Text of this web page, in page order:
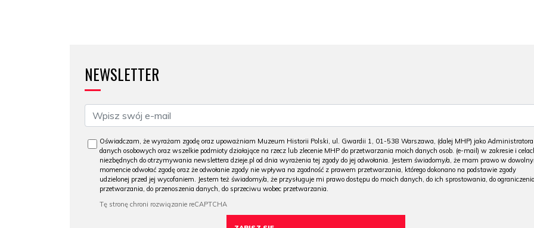
NEWSLETTER
Oświadczam, że wyrażam zgodę oraz upoważniam Muzeum Historii Polski, ul. Gwardii 1, 01-538 Warszawa, (dalej MHP) jako Administratora
danych osobowych oraz wszelkie podmioty działające na rzecz lub zlecenie MHP do przetwarzania moich danych osob. (e-mail) w zakresie i
niezbędnych do otrzymywania newslettera dzieje.pl od dnia wyrażenia tej zgody do jej odwołania. Jestem świadomy/a, że mam prawo w
momencie odwołać zgodę oraz że odwołanie zgody nie wpływa na zgodność z prawem przetwarzania, którego dokonano na podstawie zgody
udzielonej przed jej wycofaniem. Jestem też świadomy/a, że przysługuje mi prawo dostępu do moich danych, do ich sprostowania, do ograniczenia
przetwarzania, do przenoszenia danych, do sprzeciwu wobec przetwarzania.